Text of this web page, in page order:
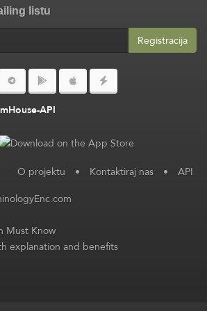
listu
Registracija
API
O projektu • Kontaktiraj nas • API
Must Know
explanation and benefits